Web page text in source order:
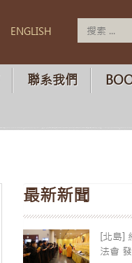
ENGLISH
聯系我們
最新新聞
[北島]
法會